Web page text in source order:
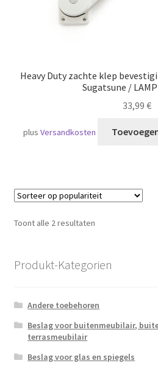
Heavy Duty zachte klep
Sugatsune /
33,99 €
plusVersandkosten
Toont alle 2 resultatenGesorteerd
Produkt-Kategorien
Andere toebehoren
Beslag voor buitenmeubilair,
terrasmeubilair
Beslag voor glas en spiegels